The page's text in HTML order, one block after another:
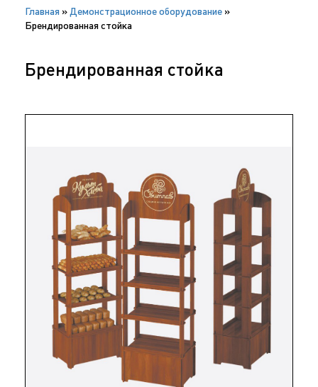
Главная » Демонстрационное оборудование »
Брендированная стойка
Брендированная стойка